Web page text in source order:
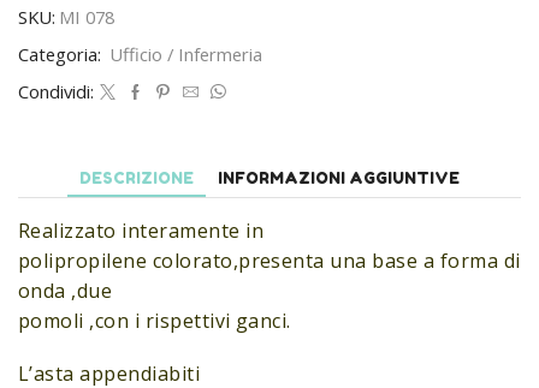
SKU: MI 078
Categoria: Ufficio / Infermeria
Condividi:
DESCRIZIONE INFORMAZIONI AGGIUNTIVE
Realizzato interamente in
polipropilene colorato,presenta una base a forma di
onda ,due
pomoli ,con i rispettivi ganci.
L’asta appendiabiti